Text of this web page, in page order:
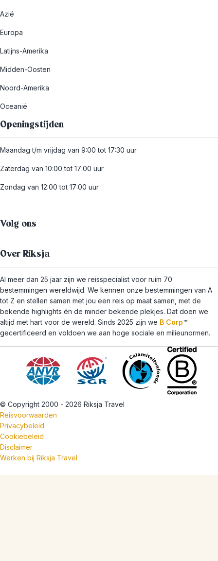
Azië
Europa
Latijns-Amerika
Midden-Oosten
Noord-Amerika
Oceanië
Openingstijden
Maandag t/m vrijdag van 9:00 tot 17:30 uur
Zaterdag van 10:00 tot 17:00 uur
Zondag van 12:00 tot 17:00 uur
Volg ons
Over Riksja
Al meer dan 25 jaar zijn we reisspecialist voor ruim 70
bestemmingen wereldwijd. We kennen onze bestemmingen van A
tot Z en stellen samen met jou een reis op maat samen, met de
bekende highlights én de minder bekende plekjes. Dat doen we
altijd met hart voor de wereld. Sinds 2025 zijn we B Corp™
gecertificeerd en voldoen we aan hoge sociale en milieunormen.
© Copyright 2000 - 2026 Riksja Travel
Reisvoorwaarden
Privacybeleid
Cookiebeleid
Disclaimer
Werken bij Riksja Travel